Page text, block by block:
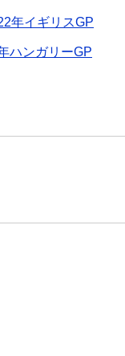
年イギリスGP
ハンガリーGP